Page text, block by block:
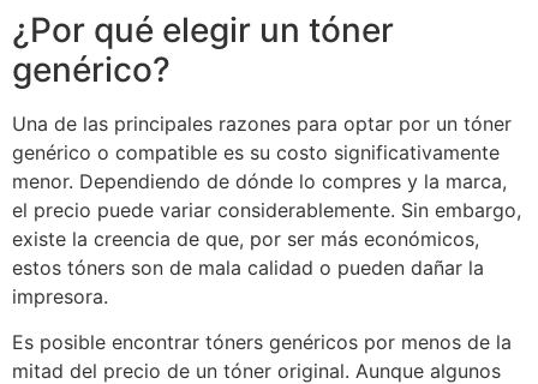
¿Por qué elegir un tóner
genérico?
Una de las principales razones para optar por un tóner
genérico o compatible es su costo significativamente
menor. Dependiendo de dónde lo compres y la marca,
el precio puede variar considerablemente. Sin embargo,
existe la creencia de que, por ser más económicos,
estos tóners son de mala calidad o pueden dañar la
impresora.
Es posible encontrar tóners genéricos por menos de la
mitad del precio de un tóner original. Aunque algunos